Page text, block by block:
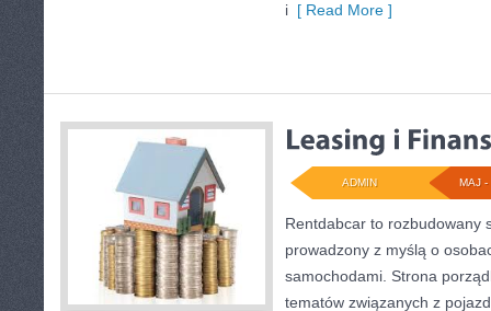
i [ Read More ]
MAJ -
ADMIN
Rentdabcar to rozbudowany
prowadzony z myślą o
samochodami. Strona
tematów związanych z